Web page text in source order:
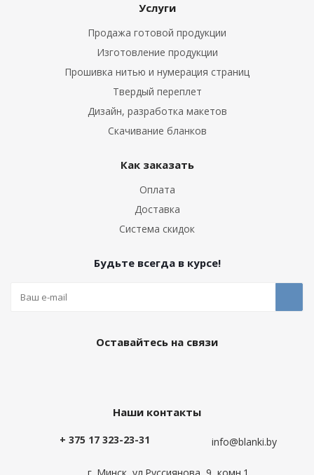
Услуги
Продажа готовой продукции
Изготовление продукции
Прошивка нитью и нумерация страниц
Твердый переплет
Дизайн, разработка макетов
Скачивание бланков
Как заказать
Оплата
Доставка
Система скидок
Будьте всегда в курсе!
Оставайтесь на связи
Наши контакты
+ 375 17 323-23-31 info@blanki.by